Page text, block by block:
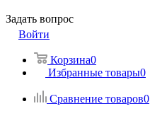
Задать вопрос
Войти
Корзина0
Избранные товары0
Сравнение товаров0